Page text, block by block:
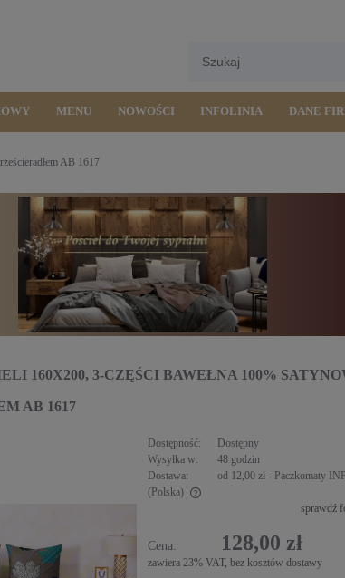
MENU NOWOŚCI INFOLINIA DANE
AB 1617
160X200, 3-CZĘŚCI BAWEŁNA 100%
AB 1617
Dostępność:
Dostępny
Wysyłka w:
48 godzin
Dostawa:
od 12,00 zł - Paczkomaty
(Polska)
zawiera ewentualnych kosztów
sprawdź
Cena: 128,00 zł
zawiera 23% VAT, bez kosztów dostawy
Komplet pościeli atłas-satyna
cio częściowy 200x220cm.